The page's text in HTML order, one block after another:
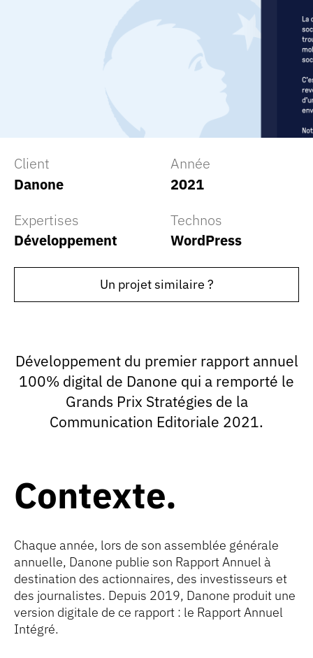
Client
Danone
Expertises
Développement
Technos
WordPress
Année
2021
Un projet similaire ?
Développement du premier rapport annuel
100% digital de Danone qui a remporté le
Grands Prix Stratégies de la
Communication Editoriale 2021.
Contexte
Chaque année, lors de son assemblée générale
annuelle, Danone publie son Rapport Annuel à
destination des actionnaires, des investisseurs et
des journalistes. Depuis 2019, Danone produit une
version digitale de ce rapport : le Rapport Annuel
Intégré.